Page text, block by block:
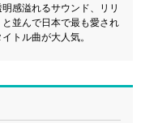
感溢れるサウンド、リリ
並んで日本で最も愛され
トル曲が大人気。